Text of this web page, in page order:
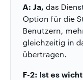
A: Ja, das
Option für die
Benutzern,
gleichzeitig in
übertragen.
F-2: Ist es